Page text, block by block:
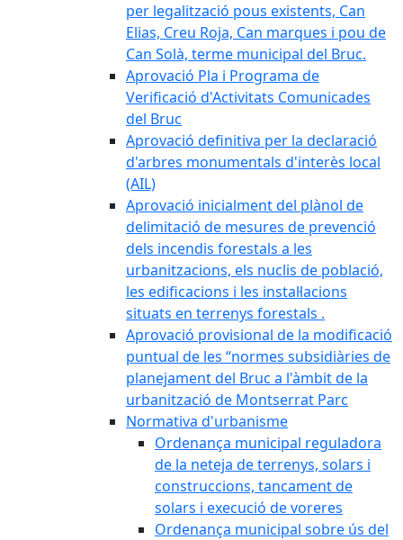
per legalització pous existents, Can
Elias, Creu Roja, Can marques i pou de
Can Solà, terme municipal del Bruc.
Aprovació Pla i Programa de
Verificació d'Activitats Comunicades
del Bruc
Aprovació definitiva per la declaració
d'arbres monumentals d'interès local
(AIL)
Aprovació inicialment del plànol de
delimitació de mesures de prevenció
dels incendis forestals a les
urbanitzacions, els nuclis de població,
les edificacions i les instal·lacions
situats en terrenys forestals .
Aprovació provisional de la modificació
puntual de les “normes subsidiàries de
planejament del Bruc a l'àmbit de la
urbanització de Montserrat Parc
Normativa d'urbanisme
Ordenança municipal reguladora
de la neteja de terrenys, solars i
construccions, tancament de
solars i execució de voreres
Ordenança municipal sobre ús del